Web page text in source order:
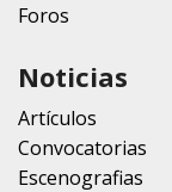
Foros
Noticias
Artículos
Convocatorias
Escenografias